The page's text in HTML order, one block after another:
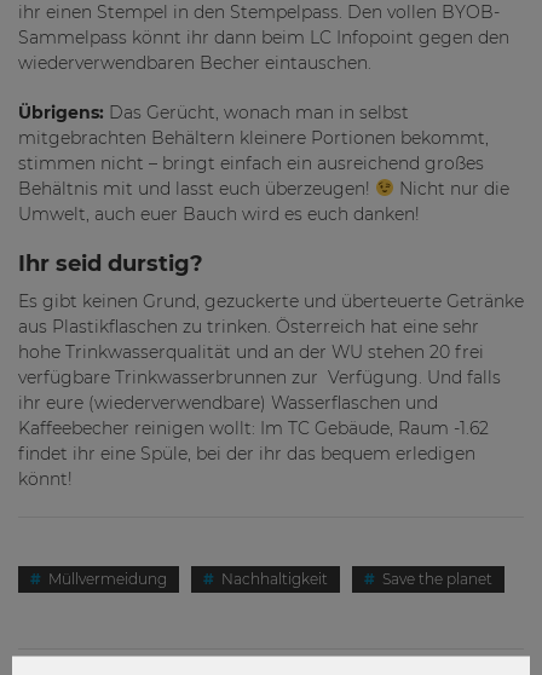
ihr einen Stempel in den Stempelpass. Den vollen BYOB-
Sammelpass könnt ihr dann beim LC Infopoint gegen den
wiederverwendbaren Becher eintauschen.
Übrigens: Das Gerücht, wonach man in selbst
mitgebrachten Behältern kleinere Portionen bekommt,
stimmen nicht – bringt einfach ein ausreichend großes
Behältnis mit und lasst euch überzeugen!
Nicht nur die
Umwelt, auch euer Bauch wird es euch danken!
Ihr seid durstig?
Es gibt keinen Grund, gezuckerte und überteuerte Getränke
aus Plastikflaschen zu trinken. Österreich hat eine sehr
hohe Trinkwasserqualität und an der WU stehen 20 frei
verfügbare Trinkwasserbrunnen zur Verfügung. Und falls
ihr eure (wiederverwendbare) Wasserflaschen und
Kaffeebecher reinigen wollt: Im TC Gebäude, Raum -1.62
findet ihr eine Spüle, bei der ihr das bequem erledigen
könnt!
Müllvermeidung Nachhaltigkeit Save the planet